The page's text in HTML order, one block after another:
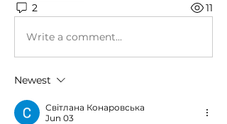
2 11
Write a comment...
Newest
Світлана Конаровська
Jun 03